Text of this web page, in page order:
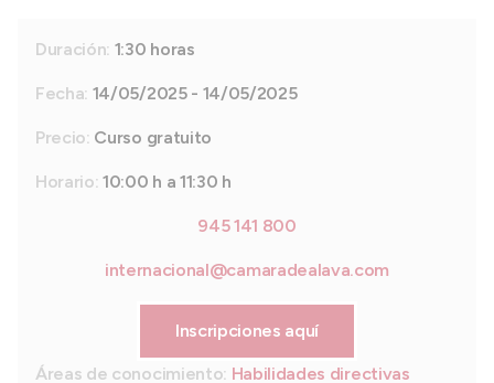
Duración: 1:30 horas
Fecha: 14/05/2025 - 14/05/2025
Precio: Curso gratuito
Horario:10:00 h a 11:30 h
945 141 800
internacional@camaradealava.com
Inscripciones aquí
Áreas de conocimiento: Habilidades directivas